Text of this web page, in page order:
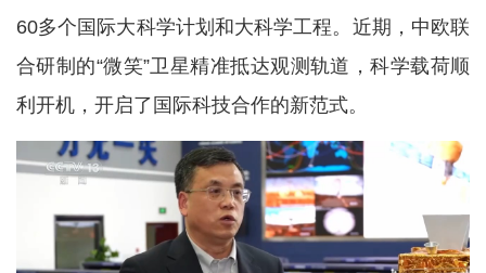
60多个国际大科学计划和大科学工程。近期，中欧联
合研制的“微笑”卫星精准抵达观测轨道，科学载荷顺
利开机，开启了国际科技合作的新范式。